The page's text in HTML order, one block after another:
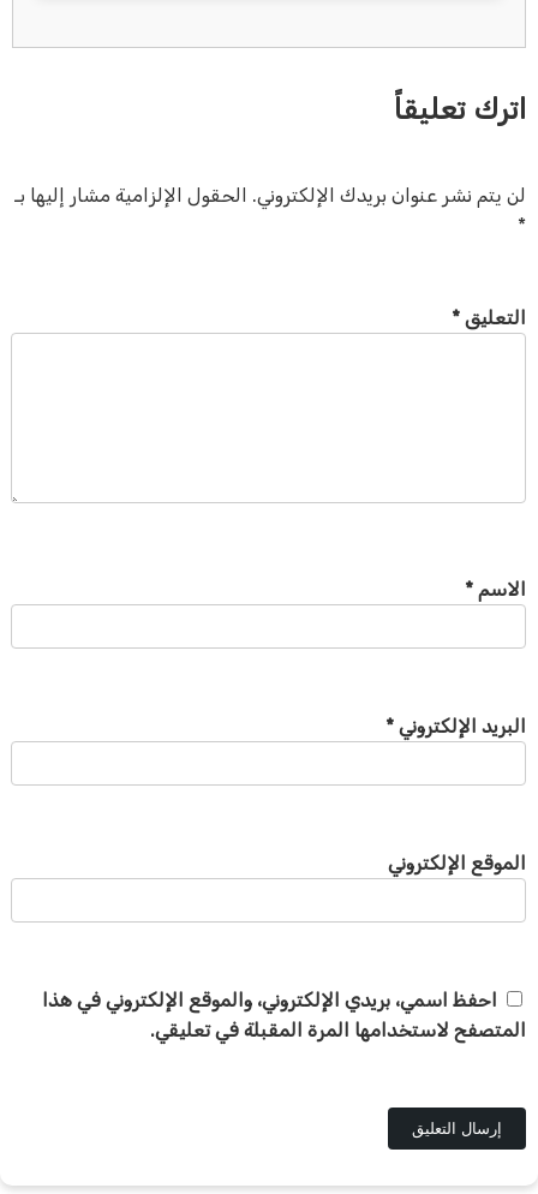
اترك تعليقاً
لن يتم نشر عنوان بريدك الإلكتروني.
الحقول الإلزامية مشار إليها بـ
*
التعليق *
الاسم *
البريد الإلكتروني *
الموقع الإلكتروني
احفظ اسمي، بريدي الإلكتروني، والموقع الإلكتروني في هذا
المتصفح لاستخدامها المرة المقبلة في تعليقي.